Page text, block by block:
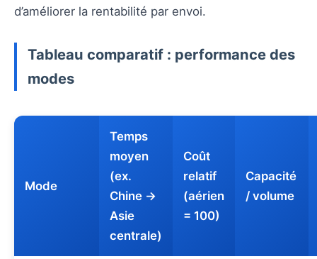
d’améliorer la rentabilité par envoi.
Tableau comparatif : performance des
modes
Mode
Temps
moyen
(ex.
Chine →
Asie
centrale)
Coût
relatif
(aérien
= 100)
Capacité
/ volume